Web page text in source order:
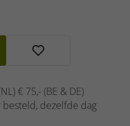
€ 75,- (BE & DE)
dezelfde dag